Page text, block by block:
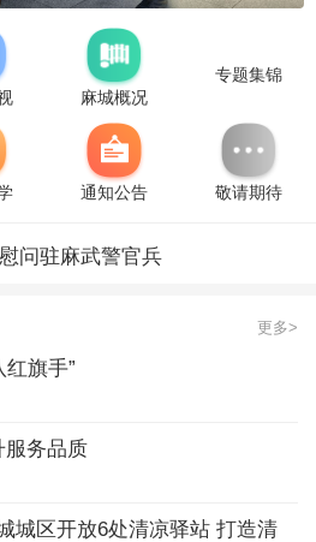
麻城概况
专题集锦
通知公告 敬请期待
问驻麻武警官兵
6处清凉驿站 打造
更多>
旗手”
服务品质
城区开放6处清凉驿站 打造清